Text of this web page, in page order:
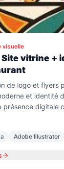
visuelle
vitrine +
de logo et flyers
et identité
présence digitale
Adobe Illustrator